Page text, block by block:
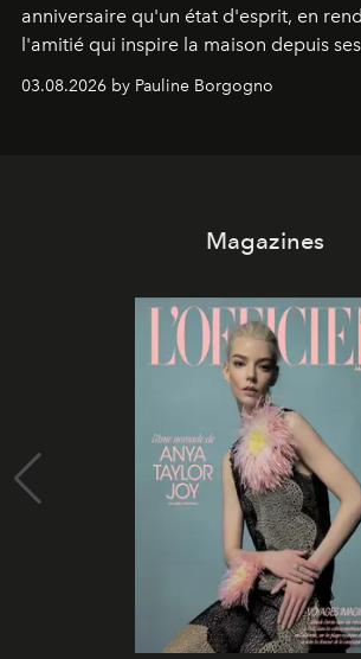
anniversaire qu'un état d'esprit, en
l'amitié qui inspire la maison depuis
03.08.2026 by Pauline Borgogno
Magazines